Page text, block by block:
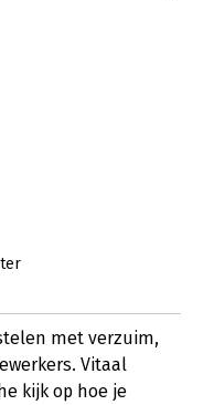
met verzuim,
Vitaal
kijk op hoe je